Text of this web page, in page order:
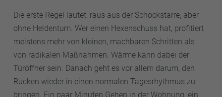
Die erste Regel lautet: raus aus der Schockstarre, aber
ohne Heldentum. Wer einen Hexenschuss hat, profitiert
meistens mehr von kleinen, machbaren Schritten als
von radikalen Maßnahmen. Wärme kann dabei der
Türöffner sein. Danach geht es vor allem darum, den
Rücken wieder in einen normalen Tagesrhythmus zu
bringen. Ein paar Minuten Gehen in der Wohnung, ein